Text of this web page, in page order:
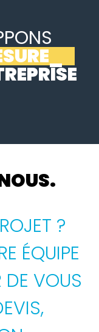
?
ÉQUIPE
DE VOUS